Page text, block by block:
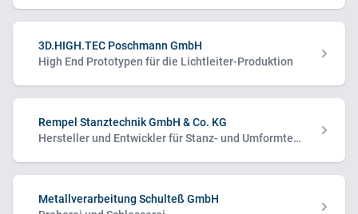
3D.HIGH.TEC Poschmann GmbH
High End Prototypen für die Lichtleiter-Produktion
Rempel Stanztechnik GmbH & Co. KG
Hersteller und Entwickler für Stanz- und Umformtechnik
Metallverarbeitung Schulteß GmbH